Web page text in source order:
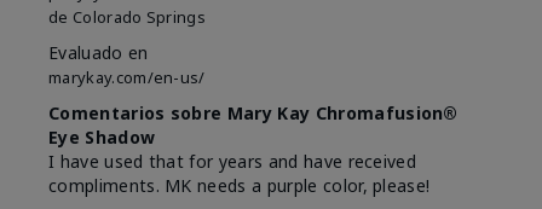
de Colorado Springs
Evaluado en
marykay.com/en-us/
Comentarios sobre Mary Kay Chromafusion®
Eye Shadow
I have used that for years and have received
compliments. MK needs a purple color, please!